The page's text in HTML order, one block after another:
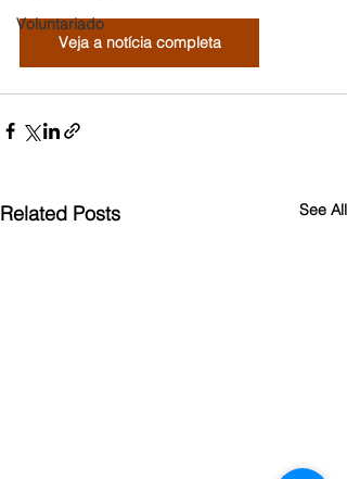
Voluntariado
Veja a notícia completa
Related Posts See All